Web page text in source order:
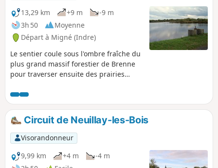
13,29 km
+9 m
-9 m
3h 50
Moyenne
Départ à Migné (Indre)
Le sentier coule sous l'ombre fraîche du
plus grand massif forestier de Brenne
pour traverser ensuite des prairies
d'étangs. Il s'agit là d'une balade
initiatique au pays des senteurs qui
déploie également son extraordinaire
palette de couleurs !
Circuit de Neuillay-les-Bois
Visorandonneur
9,99 km
+4 m
-4 m